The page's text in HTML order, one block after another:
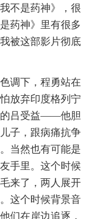
不是药神》，很
药神》里有很多
被这部影片彻底
调下，程勇站在
放弃印度格列宁
的吕受益——他胆
子，跟病痛抗争
当然也有可能是
手里。这个时候
来了，两人展开
这个时候背景音
们在岸边追逐，